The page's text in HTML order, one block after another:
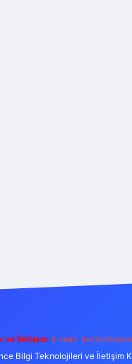
ve İletişim: E-mail:
Bilgi Teknolojileri ve